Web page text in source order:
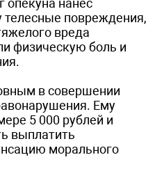
опекуна нанес
повреждения,
вреда
физическую боль и
в совершении
Ему
5 000 рублей и
выплатить
морального